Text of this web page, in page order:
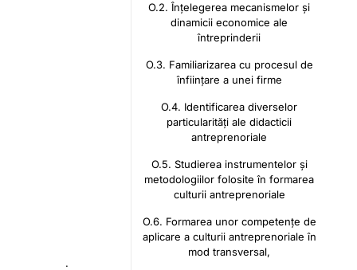
·
O.2. Înțelegerea mecanismelor și
dinamicii economice ale
întreprinderii
O.3. Familiarizarea cu procesul de
înființare a unei firme
O.4. Identificarea diverselor
particularități ale didacticii
antreprenoriale
O.5. Studierea instrumentelor și
metodologiilor folosite în formarea
culturii antreprenoriale
O.6. Formarea unor competențe de
aplicare a culturii antreprenoriale în
mod transversal,